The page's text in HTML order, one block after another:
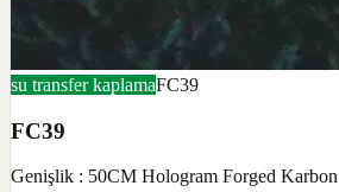
su transfer kaplamaFC39
FC39
Genişlik : 50CM Hologram Forged Karbon